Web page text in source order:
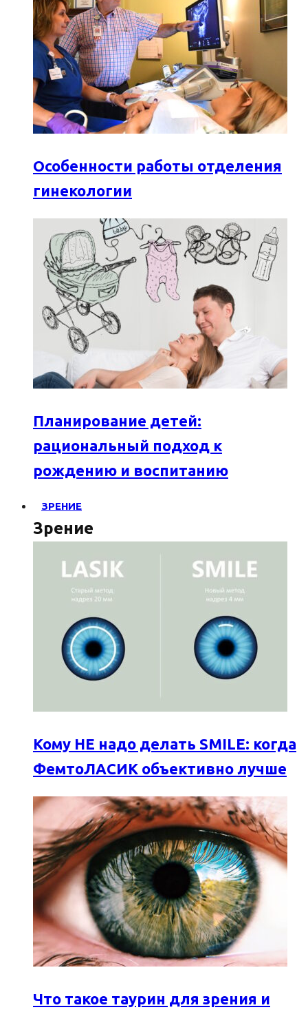
Особенности работы отделения
гинекологии
Планирование детей:
рациональный подход к
рождению и воспитанию
ЗРЕНИЕ
Зрение
Кому НЕ надо делать SMILE: когда
ФемтоЛАСИК объективно лучше
Что такое таурин для зрения и